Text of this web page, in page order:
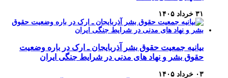
۳۱ خرداد ۱۴۰۵
بیانیه جمعیت حقوق بشر آذربایجان ـ ارک در باره وضعیت
حقوق بشر و نهاد های مدنی در شرایط جنگی ایران
۰۳ خرداد ۱۴۰۵